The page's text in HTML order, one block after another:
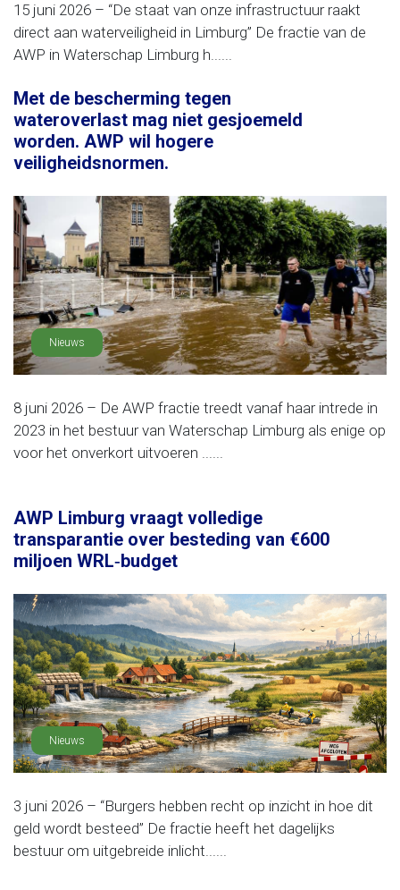
15 juni 2026 – “De staat van onze infrastructuur raakt
direct aan waterveiligheid in Limburg” De fractie van de
AWP in Waterschap Limburg h......
Met de bescherming tegen
wateroverlast mag niet gesjoemeld
worden. AWP wil hogere
veiligheidsnormen.
Nieuws
8 juni 2026 – De AWP fractie treedt vanaf haar intrede in
2023 in het bestuur van Waterschap Limburg als enige op
voor het onverkort uitvoeren ......
AWP Limburg vraagt volledige
transparantie over besteding van €600
miljoen WRL‑budget
Nieuws
3 juni 2026 – “Burgers hebben recht op inzicht in hoe dit
geld wordt besteed” De fractie heeft het dagelijks
bestuur om uitgebreide inlicht......